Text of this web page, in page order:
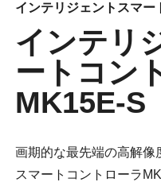
インテリジェントスマ
インテリ
ートコン
MK15E-S
画期的な最先端の高解像
スマートコントローラ